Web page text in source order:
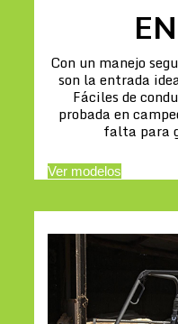
Con un manejo
son la entrada
Fáciles de
probada en
falta para
Ver modelos